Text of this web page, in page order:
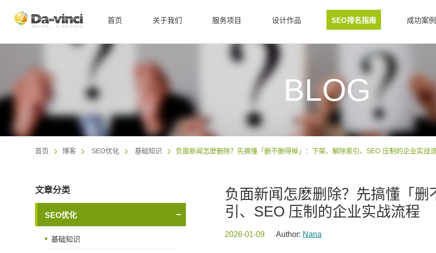
首页 关于我们 服务项目 设计作品 SEO排名指南 成功案例
BLOG
首页 博客 SEO优化 基础知识 负面新闻怎麽删除？先搞懂「删不删得掉」：下架、解除索引、SEO 压制的企业实战
负面新闻怎麽删除？先搞懂「删
引、SEO 压制的企业实战流程
2026-01-09 Author: Nana
文章分类
SEO优化
基础知识